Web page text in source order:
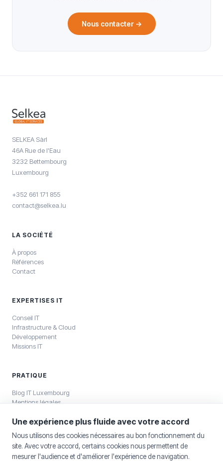
Nous contacter→
SELKEA Sàrl
46A Rue de l'Eau
3232 Bettembourg
Luxembourg
+352 661 171 855
contact@selkea.lu
LA SOCIÉTÉ
À propos
Références
Contact
EXPERTISES IT
Conseil IT
Infrastructure & Cloud
Développement
Missions IT
PRATIQUE
Blog IT Luxembourg
Mentions légales
©2026SELKEA Sàrl — SELKEA Sàrl, capital 12 500 €, RCS Luxembourg
Une expérience plus fluide avec votre accord
Nous utilisons des cookies nécessaires au bon fonctionnement du
site. Avec votre accord, certains cookies nous permettent de
mesurer l'audience et d'améliorer l'expérience de navigation.